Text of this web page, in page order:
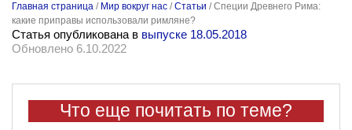
Главная страница / Мир вокруг нас /Статьи /Специи Древнего Рима:
какие приправы использовали римляне?
Статья опубликована в выпуске 18.05.2018
Обновлено 6.10.2022
Что еще почитать по теме?